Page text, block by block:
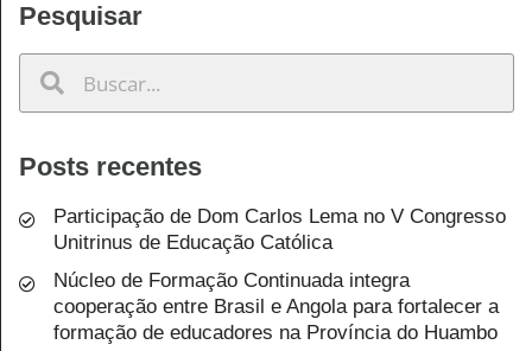
Pesquisar
Posts recentes
Participação de Dom Carlos Lema no V Congresso
Unitrinus de Educação Católica
Núcleo de Formação Continuada integra
cooperação entre Brasil e Angola para fortalecer a
formação de educadores na Província do Huambo